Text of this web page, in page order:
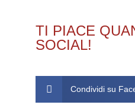
TI PIACE
SOCIAL!
Condividi su